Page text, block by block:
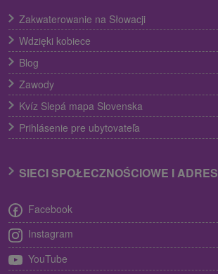
Zakwaterowanie na Słowacji
Wdzięki kobiece
Blog
Zawody
Kvíz Slepá mapa Slovenska
Prihlásenie pre ubytovateľa
SIECI SPOŁECZNOŚCIOWE I ADRES
Facebook
Instagram
YouTube